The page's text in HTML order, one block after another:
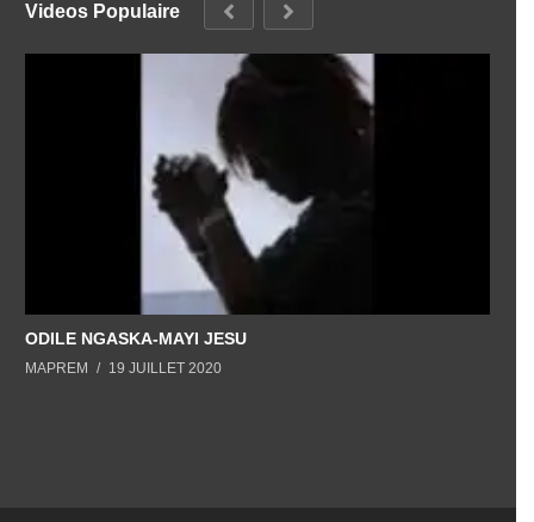
Videos Populaire
ODILE NGASKA-MAYI JESU
MAPREM 19 JUILLET 2020